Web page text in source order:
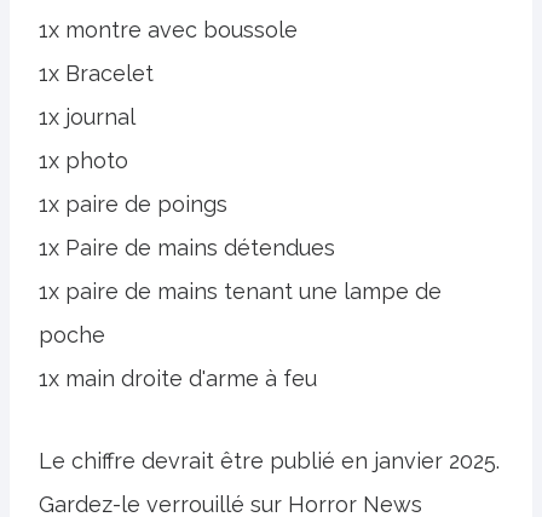
1x montre avec boussole
1x Bracelet
1x journal
1x photo
1x paire de poings
1x Paire de mains détendues
1x paire de mains tenant une lampe de
poche
1x main droite d'arme à feu
Le chiffre devrait être publié en janvier 2025.
Gardez-le verrouillé sur Horror News